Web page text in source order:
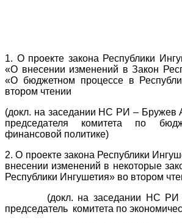
1. О проекте закона Республики
«О внесении изменений в Закон
«О бюджетном процессе в
втором чтении
(докл. на заседании НС РИ – Бружев
председателя комитета по
финансовой политике)
2. О проекте закона Республики
внесении изменений в некоторые
Республики Ингушетия» во втором
(докл. на заседании НС РИ –
председатель комитета по